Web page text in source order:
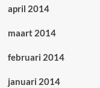
april 2014
maart 2014
februari 2014
januari 2014